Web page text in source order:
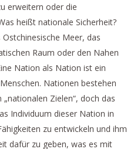
erweitern oder die
heißt nationale Sicherheit?
Meer, das
Raum oder den Nahen
Nation als Nation ist ein
Nationen bestehen
Zielen“, doch das
Individuum dieser Nation in
zu entwickeln und ihm
dafür zu geben, was es mit